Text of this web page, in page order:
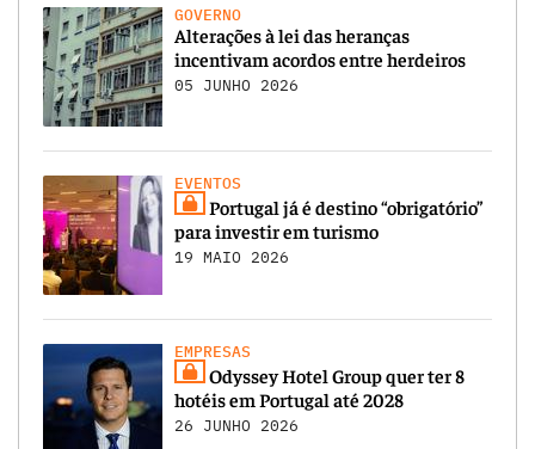
GOVERNO
Alterações à lei das heranças
incentivam acordos entre herdeiros
05 JUNHO 2026
EVENTOS
Portugal já é destino “obrigatório”
para investir em turismo
19 MAIO 2026
EMPRESAS
Odyssey Hotel Group quer ter 8
hotéis em Portugal até 2028
26 JUNHO 2026